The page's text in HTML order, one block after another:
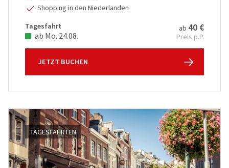
Shopping in den Niederlanden
Tagesfahrt
ab Mo. 24.08.
ab 40 €
Preis p.P.
JETZT BUCHEN
TAGESFAHRTEN